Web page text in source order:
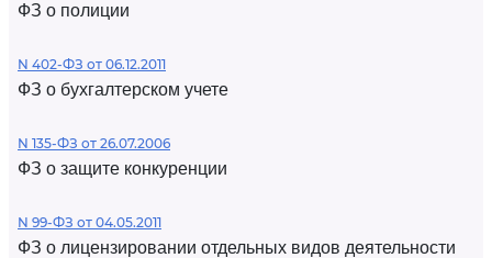
ФЗ о полиции
N 402-ФЗ от 06.12.2011
ФЗ о бухгалтерском учете
N 135-ФЗ от 26.07.2006
ФЗ о защите конкуренции
N 99-ФЗ от 04.05.2011
ФЗ о лицензировании отдельных видов деятельности